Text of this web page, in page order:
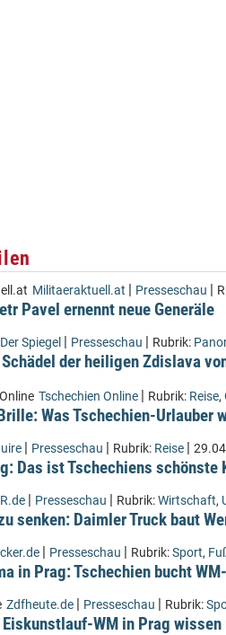
Militaeraktuell.at | Presseschau |
Pavel ernennt neue Generäle
Der Spiegel | Presseschau | Rubrik:
der heiligen Zdislava
Tschechien Online | Rubrik: Reise,
Was Tschechien-Urlauber
| Presseschau | Rubrik: Reise |
Das ist Tschechiens schönste
| Presseschau | Rubrik:Wirtschaft,
senken: Daimler Truck baut
| Presseschau | Rubrik:Sport,
in Prag: Tschechien bucht
Zdfheute.de | Presseschau | Rubrik:
Eiskunstlauf-WM in Prag wissen